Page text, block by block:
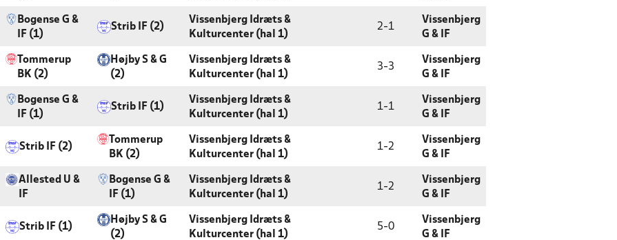
Bogense G &
IF (1)
Strib IF (2)
Vissenbjerg Idræts &
Kulturcenter (hal 1)
2-1
Vissenbjerg
G & IF
Tommerup
BK (2)
Højby S & G
(2)
Vissenbjerg Idræts &
Kulturcenter (hal 1)
3-3
Vissenbjerg
G & IF
Bogense G &
IF (1)
Strib IF (1)
Vissenbjerg Idræts &
Kulturcenter (hal 1)
1-1
Vissenbjerg
G & IF
Strib IF (2)
Tommerup
BK (2)
Vissenbjerg Idræts &
Kulturcenter (hal 1)
1-2
Vissenbjerg
G & IF
Allested U &
IF
Bogense G &
IF (1)
Vissenbjerg Idræts &
Kulturcenter (hal 1)
1-2
Vissenbjerg
G & IF
Strib IF (1)
Højby S & G
(2)
Vissenbjerg Idræts &
Kulturcenter (hal 1)
5-0
Vissenbjerg
G & IF